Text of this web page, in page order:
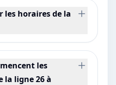
les horaires de la
les
la ligne 26 à